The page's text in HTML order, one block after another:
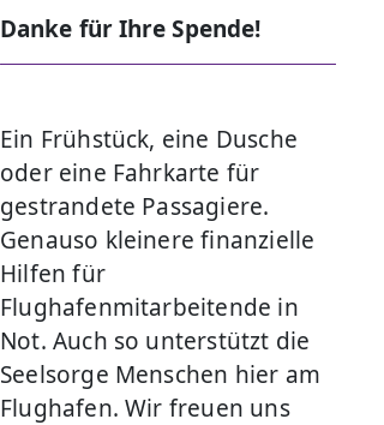
Danke für Ihre Spende!
Ein Frühstück, eine Dusche
oder eine Fahrkarte für
gestrandete Passagiere.
Genauso kleinere finanzielle
Hilfen für
Flughafenmitarbeitende in
Not. Auch so unterstützt die
Seelsorge Menschen hier am
Flughafen. Wir freuen uns